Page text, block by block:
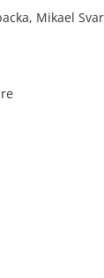
Mikael